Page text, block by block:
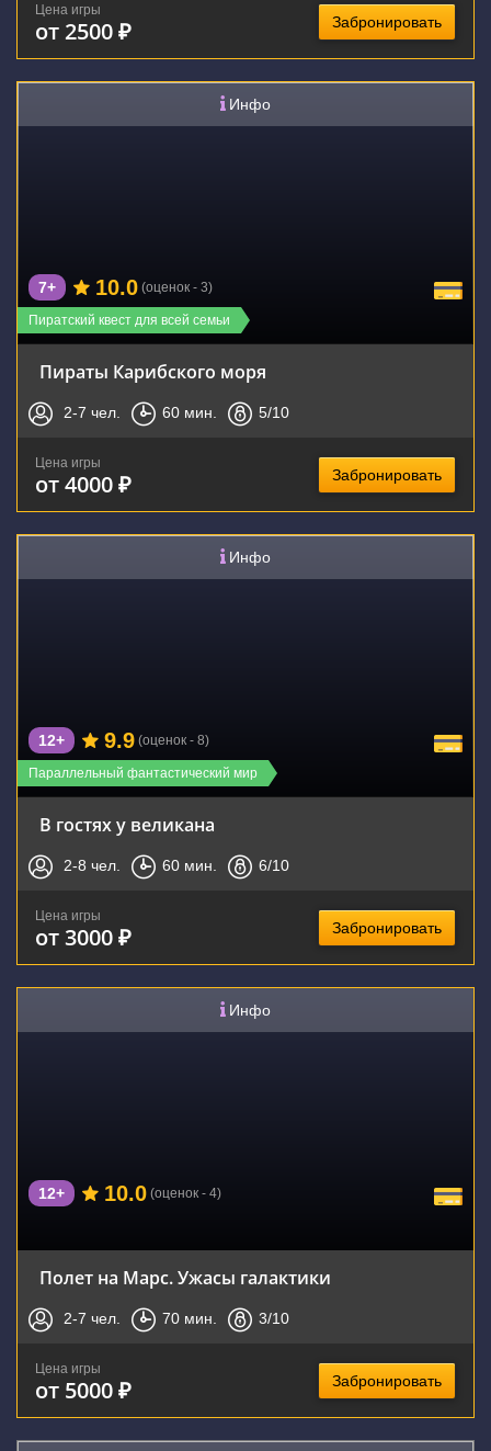
Цена игры
от 2500 ₽ Забронировать
Инфо
Пиратский квест для всей семьи
7+ 10.0 (оценок - 3)
Пираты Карибского моря
2-7 чел. 60 мин. 5/10
Цена игры
от 4000 ₽ Забронировать
Инфо
Параллельный фантастический мир
12+ 9.9 (оценок - 8)
В гостях у великана
2-8 чел. 60 мин. 6/10
Цена игры
от 3000 ₽ Забронировать
Инфо
12+ 10.0 (оценок - 4)
Полет на Марс. Ужасы галактики
2-7 чел. 70 мин. 3/10
Цена игры
от 5000 ₽ Забронировать